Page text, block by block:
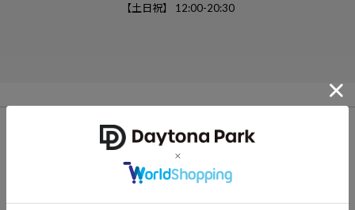
【土日祝】 12:00-20:30
その他新着ニュース
SUMMER POINT FES ポイント5倍キャンペーンが